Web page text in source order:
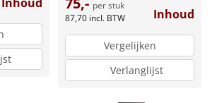
Inhoud
per stuk
87,70 incl. BTW Inhoud
Vergelijken
Verlanglijst